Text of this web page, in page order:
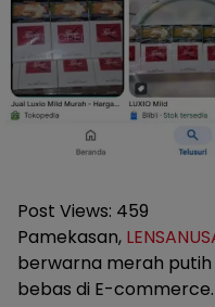
Post Views: 459
Pamekasan,
berwarna merah
bebas di E-commerce.